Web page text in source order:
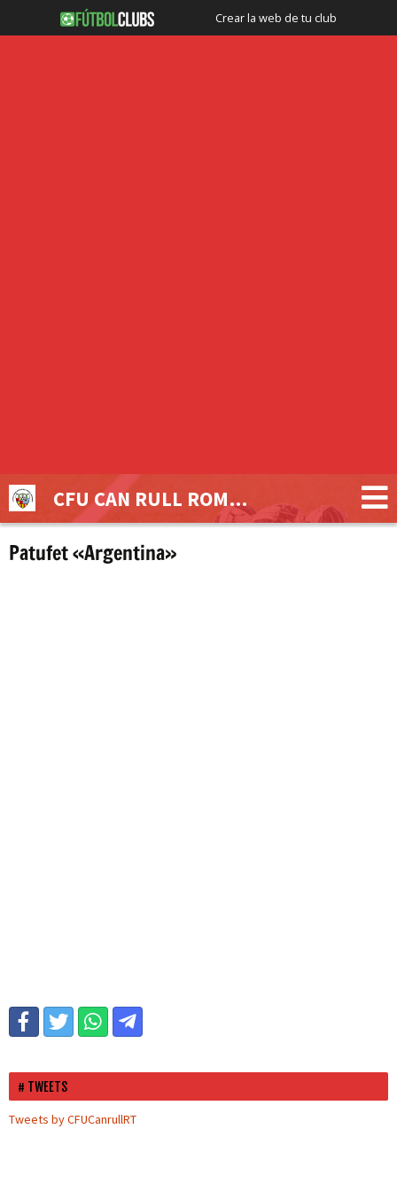
Crear la web de tu club
CFU CAN RULL ROMULO TRONCHONI
Patufet «Argentina»
TWEETS
Tweets by CFUCanrullRT